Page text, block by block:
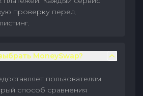
проверку перед
MoneySwap?
пользователям
способ сравнения